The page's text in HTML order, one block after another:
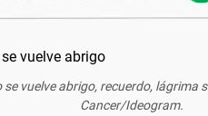
se vuelve abrigo, recuerdo, lágrima
Cancer/Ideogram.